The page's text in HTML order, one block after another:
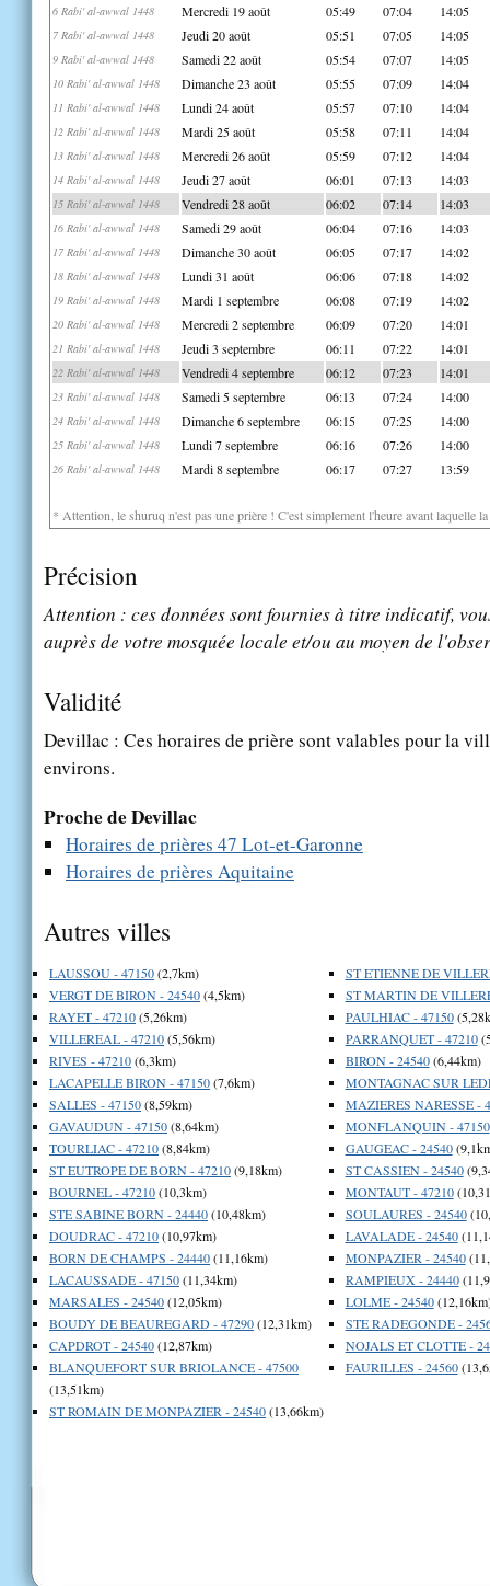
6 Rabi' al-awwal 1448 Mercredi 19 août 05:49 07:04 14:05
7 Rabi' al-awwal 1448 Jeudi 20 août 05:51 07:05 14:05
9 Rabi' al-awwal 1448 Samedi 22 août 05:54 07:07 14:05
10 Rabi' al-awwal 1448 Dimanche 23 août 05:55 07:09 14:04
11 Rabi' al-awwal 1448 Lundi 24 août 05:57 07:10 14:04
12 Rabi' al-awwal 1448 Mardi 25 août 05:58 07:11 14:04
13 Rabi' al-awwal 1448 Mercredi 26 août 05:59 07:12 14:04
14 Rabi' al-awwal 1448 Jeudi 27 août 06:01 07:13 14:03
15 Rabi' al-awwal 1448 Vendredi 28 août 06:02 07:14 14:03
16 Rabi' al-awwal 1448 Samedi 29 août 06:04 07:16 14:03
17 Rabi' al-awwal 1448 Dimanche 30 août 06:05 07:17 14:02
18 Rabi' al-awwal 1448 Lundi 31 août 06:06 07:18 14:02
19 Rabi' al-awwal 1448 Mardi 1 septembre 06:08 07:19 14:02
20 Rabi' al-awwal 1448 Mercredi 2 septembre 06:09 07:20 14:01
21 Rabi' al-awwal 1448 Jeudi 3 septembre 06:11 07:22 14:01
22 Rabi' al-awwal 1448 Vendredi 4 septembre 06:12 07:23 14:01
23 Rabi' al-awwal 1448 Samedi 5 septembre 06:13 07:24 14:00
24 Rabi' al-awwal 1448 Dimanche 6 septembre 06:15 07:25 14:00
25 Rabi' al-awwal 1448 Lundi 7 septembre 06:16 07:26 14:00
26 Rabi' al-awwal 1448 Mardi 8 septembre 06:17 07:27 13:59
* Attention, le shuruq n'est pas une prière ! C'est simplement l'heure avant laquelle
Précision
Attention : ces données sont fournies à titre indicatif,
auprès de votre mosquée locale et/ou au moyen de
Validité
Devillac : Ces horaires de prière sont valables pour la
environs.
Proche de Devillac
Horaires de prières 47 Lot-et-Garonne
Horaires de prières Aquitaine
Autres villes
LAUSSOU - 47150(2,7km)
VERGT DE BIRON - 24540(4,5km)
RAYET - 47210(5,26km)
VILLEREAL - 47210(5,56km)
RIVES - 47210(6,3km)
LACAPELLE BIRON - 47150(7,6km)
SALLES - 47150(8,59km)
GAVAUDUN - 47150(8,64km)
TOURLIAC - 47210(8,84km)
ST EUTROPE DE BORN - 47210(9,18km)
BOURNEL - 47210(10,3km)
STE SABINE BORN - 24440(10,48km)
DOUDRAC - 47210(10,97km)
BORN DE CHAMPS - 24440(11,16km)
LACAUSSADE - 47150(11,34km)
MARSALES - 24540(12,05km)
BOUDY DE BEAUREGARD - 47290(12,31km)
CAPDROT - 24540(12,87km)
BLANQUEFORT SUR BRIOLANCE - 47500
(13,51km)
ST ROMAIN DE MONPAZIER - 24540(13,66km)
ST ETIENNE DE
ST MARTIN DE
PAULHIAC - 47150
PARRANQUET - 47210
BIRON - 24540(6,44km)
MONTAGNAC SUR
MAZIERES NARESSE -
MONFLANQUIN - 47150
GAUGEAC - 24540
ST CASSIEN - 24540
MONTAUT - 47210
SOULAURES - 24540
LAVALADE - 24540
MONPAZIER - 24540
RAMPIEUX - 24440
LOLME - 24540
STE RADEGONDE -
NOJALS ET CLOTTE -
FAURILLES - 24560